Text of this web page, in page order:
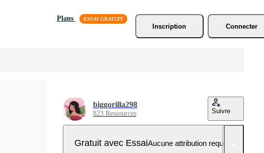
Plans
Inscription
Connecter
biggorilla298
823 Ressources Suivre
Gratuit avec EssaiAucune attribution requise